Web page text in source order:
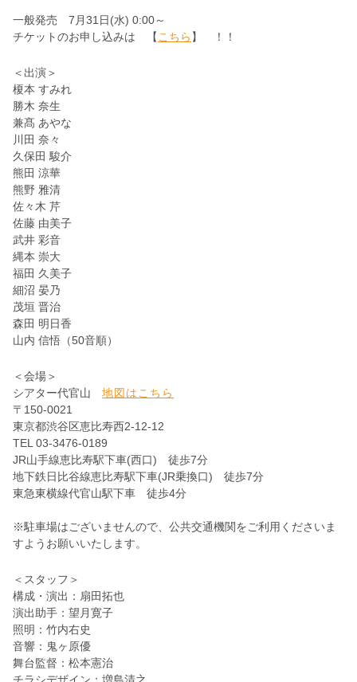
一般発売 7月31日(水) 0:00～
チケットのお申し込みは 【こちら 】 ！！
＜出演＞
榎本 すみれ
勝木 奈生
兼髙 あやな
川田 奈々
久保田 駿介
熊田 涼華
熊野 雅清
佐々木 芹
佐藤 由美子
武井 彩音
縄本 崇大
福田 久美子
細沼 晏乃
茂垣 晋治
森田 明日香
山内 信悟（50音順）
＜会場＞
シアター代官山 地図はこちら
〒150-0021
東京都渋谷区恵比寿西2-12-12
TEL 03-3476-0189
JR山手線恵比寿駅下車(西口) 徒歩7分
地下鉄日比谷線恵比寿駅下車(JR乗換口) 徒歩7分
東急東横線代官山駅下車 徒歩4分
※駐車場はございませんので、公共交通機関をご利用くださいま
すようお願いいたします。
＜スタッフ＞
構成・演出：扇田拓也
演出助手：望月寛子
照明：竹内右史
音響：鬼ヶ原優
舞台監督：松本憲治